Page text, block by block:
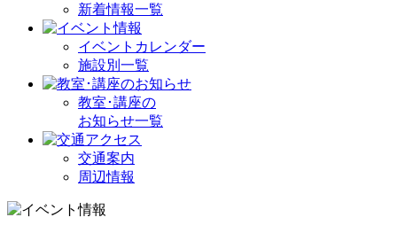
新着情報一覧
イベントカレンダー
施設別一覧
教室･講座の
お知らせ一覧
交通案内
周辺情報